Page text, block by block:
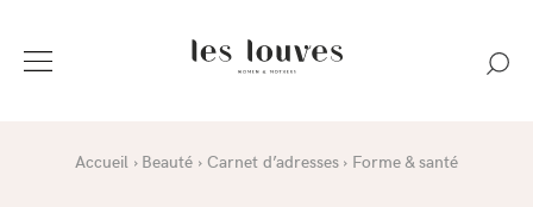
Accueil Beauté Carnet d’adresses Forme & santé